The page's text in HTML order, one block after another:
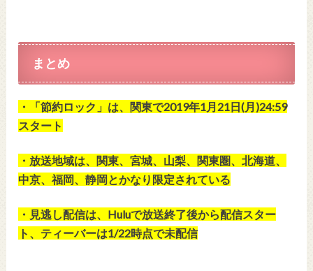
まとめ
・「節約ロック」は、関東で2019年1月21日(月)24:59
スタート
・放送地域は、関東、宮城、山梨、関東圏、北海道、
中京、福岡、静岡とかなり限定されている
・見逃し配信は、Huluで放送終了後から配信スター
ト、ティーバーは1/22時点で未配信